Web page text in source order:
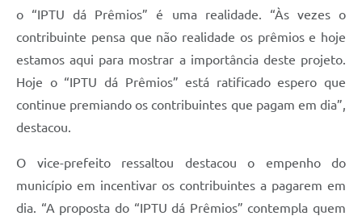
o “IPTU dá Prêmios” é uma realidade. “Às vezes o
contribuinte pensa que não realidade os prêmios e hoje
estamos aqui para mostrar a importância deste projeto.
Hoje o “IPTU dá Prêmios” está ratificado espero que
continue premiando os contribuintes que pagam em dia”,
destacou.
O vice-prefeito ressaltou destacou o empenho do
município em incentivar os contribuintes a pagarem em
dia. “A proposta do “IPTU dá Prêmios” contempla quem